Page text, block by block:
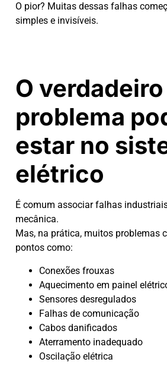
O pior? Muitas dessas falhas
simples e invisíveis.
O verdadeiro
problema
estar no
elétrico
É comum associar falhas
mecânica.
Mas, na prática, muitos problemas
pontos como:
Conexões frouxas
Aquecimento em painel
Sensores desregulados
Falhas de comunicação
Cabos danificados
Aterramento inadequado
Oscilação elétrica